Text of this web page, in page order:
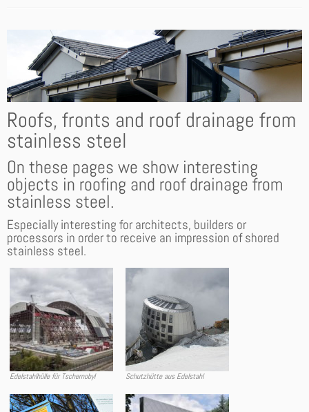
Roofs, fronts and roof drainage from
stainless steel
On these pages we show interesting
objects in roofing and roof drainage from
stainless steel.
Especially interesting for architects, builders or
processors in order to receive an impression of shored
stainless steel.
Edelstahlhülle für Tschernobyl Schutzhütte aus Edelstahl